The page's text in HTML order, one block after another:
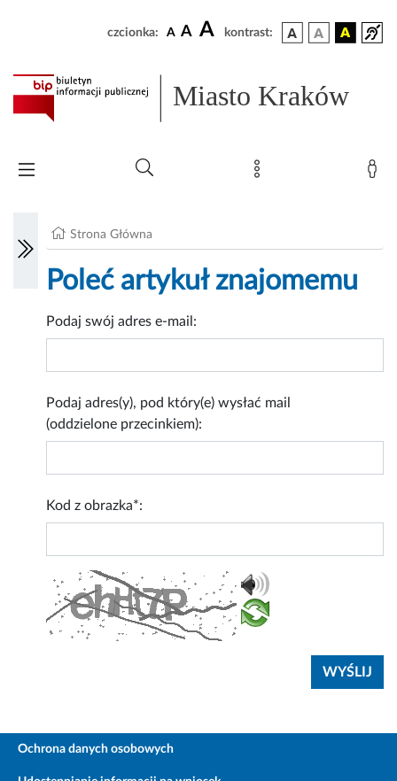
czcionka: A A A kontrast:
Miasto Kraków
Strona Główna
Poleć artykuł znajomemu
Podaj swój adres e-mail:
Podaj adres(y), pod który(e) wysłać mail
(oddzielone przecinkiem):
Kod z obrazka*:
Ochrona danych osobowych